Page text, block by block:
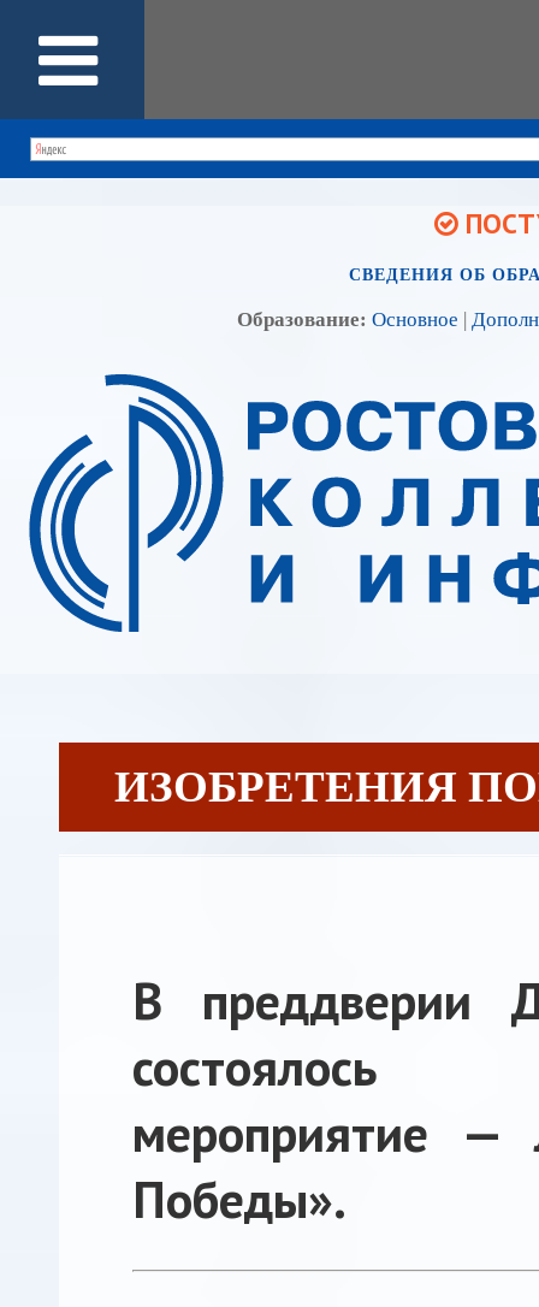
СВЕДЕНИЯ ОБ
Образование: Основное |
ИЗОБРЕТЕНИЯ
В преддверии
состоялось
мероприятие —
Победы».